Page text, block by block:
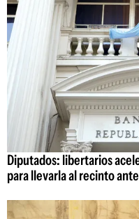
Diputados: libertarios
para llevarla al recinto